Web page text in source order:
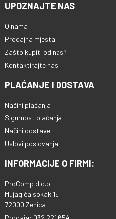
UPOZNAJTE NAS
O nama
Prodajna mjesta
Zašto kupiti od nas?
Kontaktirajte nas
PLAĆANJE I DOSTAVA
Načini plaćanja
Sigurnost plaćanja
Načini dostave
Uslovi poslovanja
INFORMACIJE O FIRMI:
ProComp d.o.o.
Mujagića sokak 15
72000 Zenica